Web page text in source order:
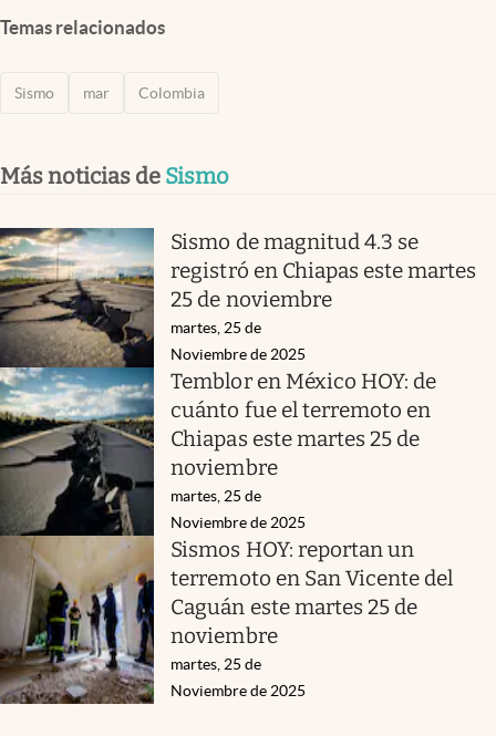
Temas relacionados
Sismo mar Colombia
Más noticias de Sismo
Sismo de magnitud 4.3 se
registró en Chiapas este martes
25 de noviembre
martes, 25 de
Noviembre de 2025
Temblor en México HOY: de
cuánto fue el terremoto en
Chiapas este martes 25 de
noviembre
martes, 25 de
Noviembre de 2025
Sismos HOY: reportan un
terremoto en San Vicente del
Caguán este martes 25 de
noviembre
martes, 25 de
Noviembre de 2025